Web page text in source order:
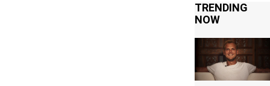
TRENDING
NOW